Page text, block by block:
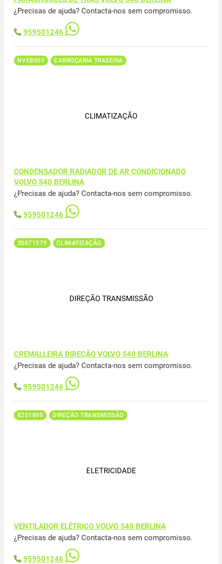
¿Precisas de ajuda? Contacta-nos sem compromisso.
959501246
NVE8007 CARROÇARIA TRASEIRA
CLIMATIZAÇÃO
CONDENSADOR RADIADOR DE AR CONDICIONADO
VOLVO S40 BERLINA
¿Precisas de ajuda? Contacta-nos sem compromisso.
959501246
30871579 CLIMATIZAÇÃO
DIREÇÃO TRANSMISSÃO
CREMALLEIRA DIREÇÃO VOLVO S40 BERLINA
¿Precisas de ajuda? Contacta-nos sem compromisso.
959501246
8251800 DIREÇÃO TRANSMISSÃO
ELETRICIDADE
VENTILADOR ELÉTRICO VOLVO S40 BERLINA
¿Precisas de ajuda? Contacta-nos sem compromisso.
959501246